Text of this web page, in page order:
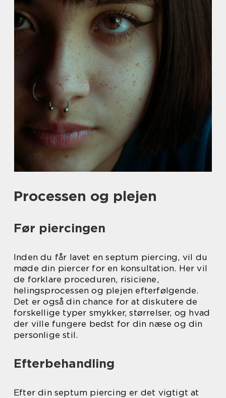
Processen og plejen
Før piercingen
Inden du får lavet en septum piercing, vil du
møde din piercer for en konsultation. Her vil
de forklare proceduren, risiciene,
helingsprocessen og plejen efterfølgende.
Det er også din chance for at diskutere de
forskellige typer smykker, størrelser, og hvad
der ville fungere bedst for din næse og din
personlige stil.
Efterbehandling
Efter din septum piercing er det vigtigt at